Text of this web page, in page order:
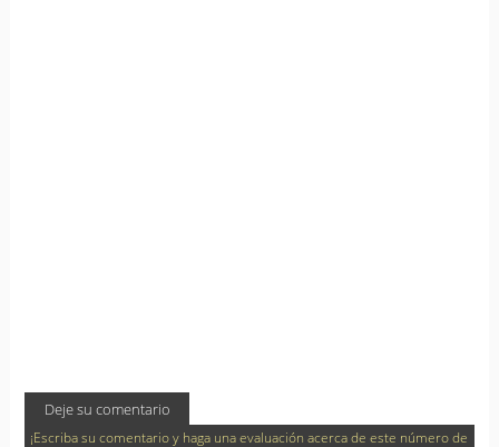
Deje su comentario
¡Escriba su comentario y haga una evaluación acerca de este número de